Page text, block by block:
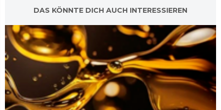
DAS KÖNNTE DICH AUCH INTERESSIEREN